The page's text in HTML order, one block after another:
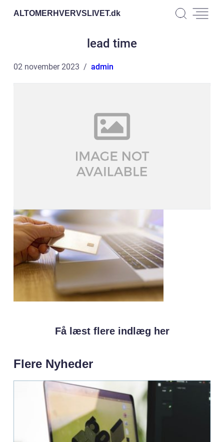
ALTOMERHVERVSLIVET.dk
lead time
02 november 2023 admin
Få læst flere indlæg her
Flere Nyheder